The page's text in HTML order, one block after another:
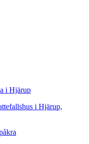
i Hjärup
i Hjärup,